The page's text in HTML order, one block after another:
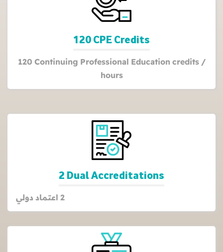
120 CPE Credits
120 Continuing Professional Education credits /
hours
2 Dual Accreditations
2 اعتماد دولي